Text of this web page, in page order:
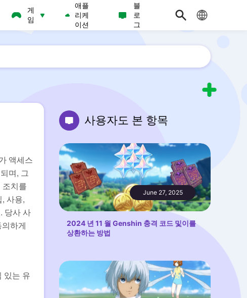
게
임
애플
리케
이션
블
로
그
액세스
며, 그
치를
사용,
당사 사
하게
있는 유
사용자도 본 항목
June 27, 2025
2024 년 11 월 Genshin 충격 코드 및이를
상환하는 방법